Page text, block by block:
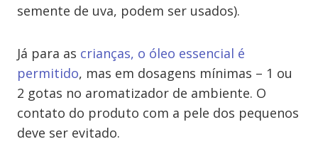
semente de uva, podem ser usados).
Já para as crianças, o óleo essencial é
permitido, mas em dosagens mínimas – 1 ou
2 gotas no aromatizador de ambiente. O
contato do produto com a pele dos pequenos
deve ser evitado.